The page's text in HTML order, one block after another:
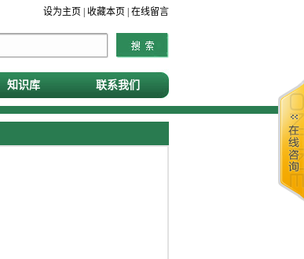
设为主页 收藏本页 在线留言
知识库 联系我们